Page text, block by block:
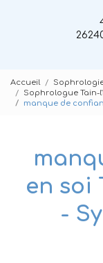
Accueil
Sophrologue Tain-
manque de
en soi
-